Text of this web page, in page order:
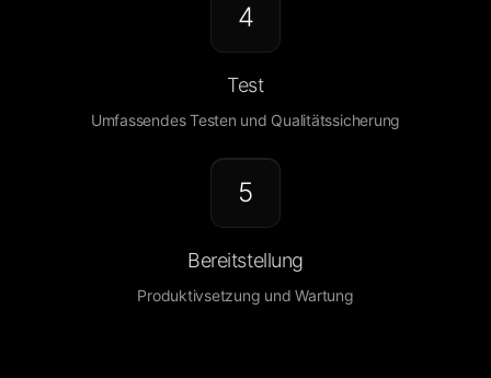
4
Test
Umfassendes Testen und Qualitätssicherung
5
Bereitstellung
Produktivsetzung und Wartung